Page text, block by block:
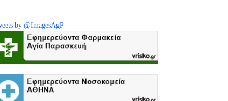
by @ImagesAgP